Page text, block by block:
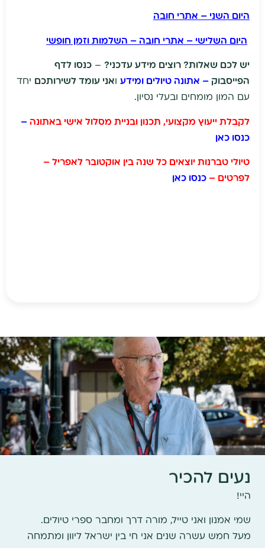
היום השני – אתרי חובה
היום השלישי – אתרי חובה – השלמות וזמן חופשי
יש לכם שאלות? רוצים מידע עדכני? – כנסו לדף
הפייסבוק – אתונה טיולים ומידע ואני עומד לשירותכם יחד
עם המון מומחים ובעלי נסיון.
לקבלת ייעוץ מקצועי, תכנון ובניית מסלול אישי באתונה –
כנסו כאן
טיולי טברנות יוצאים כל שנה בין אוקטובר לאפריל –
לפרטים – כנסו כאן
נעים להכיר
היי!
שמי אמנון ואני טייל, מורה דרך ומחבר ספרי טיולים.
מעל חמש עשרה שנים אני חי בין ישראל ליוון ומתמחה